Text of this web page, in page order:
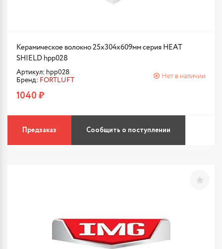
Керамическое волокно 25x304x609мм серия HEAT
SHIELD hpp028
Артикул: hpp028
Бренд: FORTLUFT
Нет в наличии
1040 ₽
Предзаказ Сообщить о поступлении